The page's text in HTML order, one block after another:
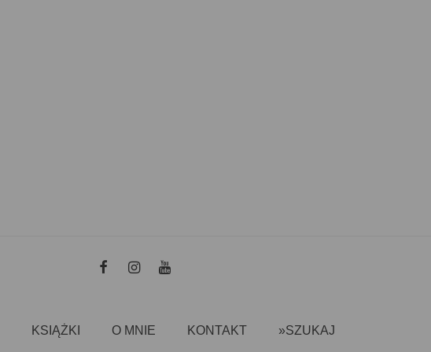
KSIĄŻKI O MNIE KONTAKT »SZUKAJ